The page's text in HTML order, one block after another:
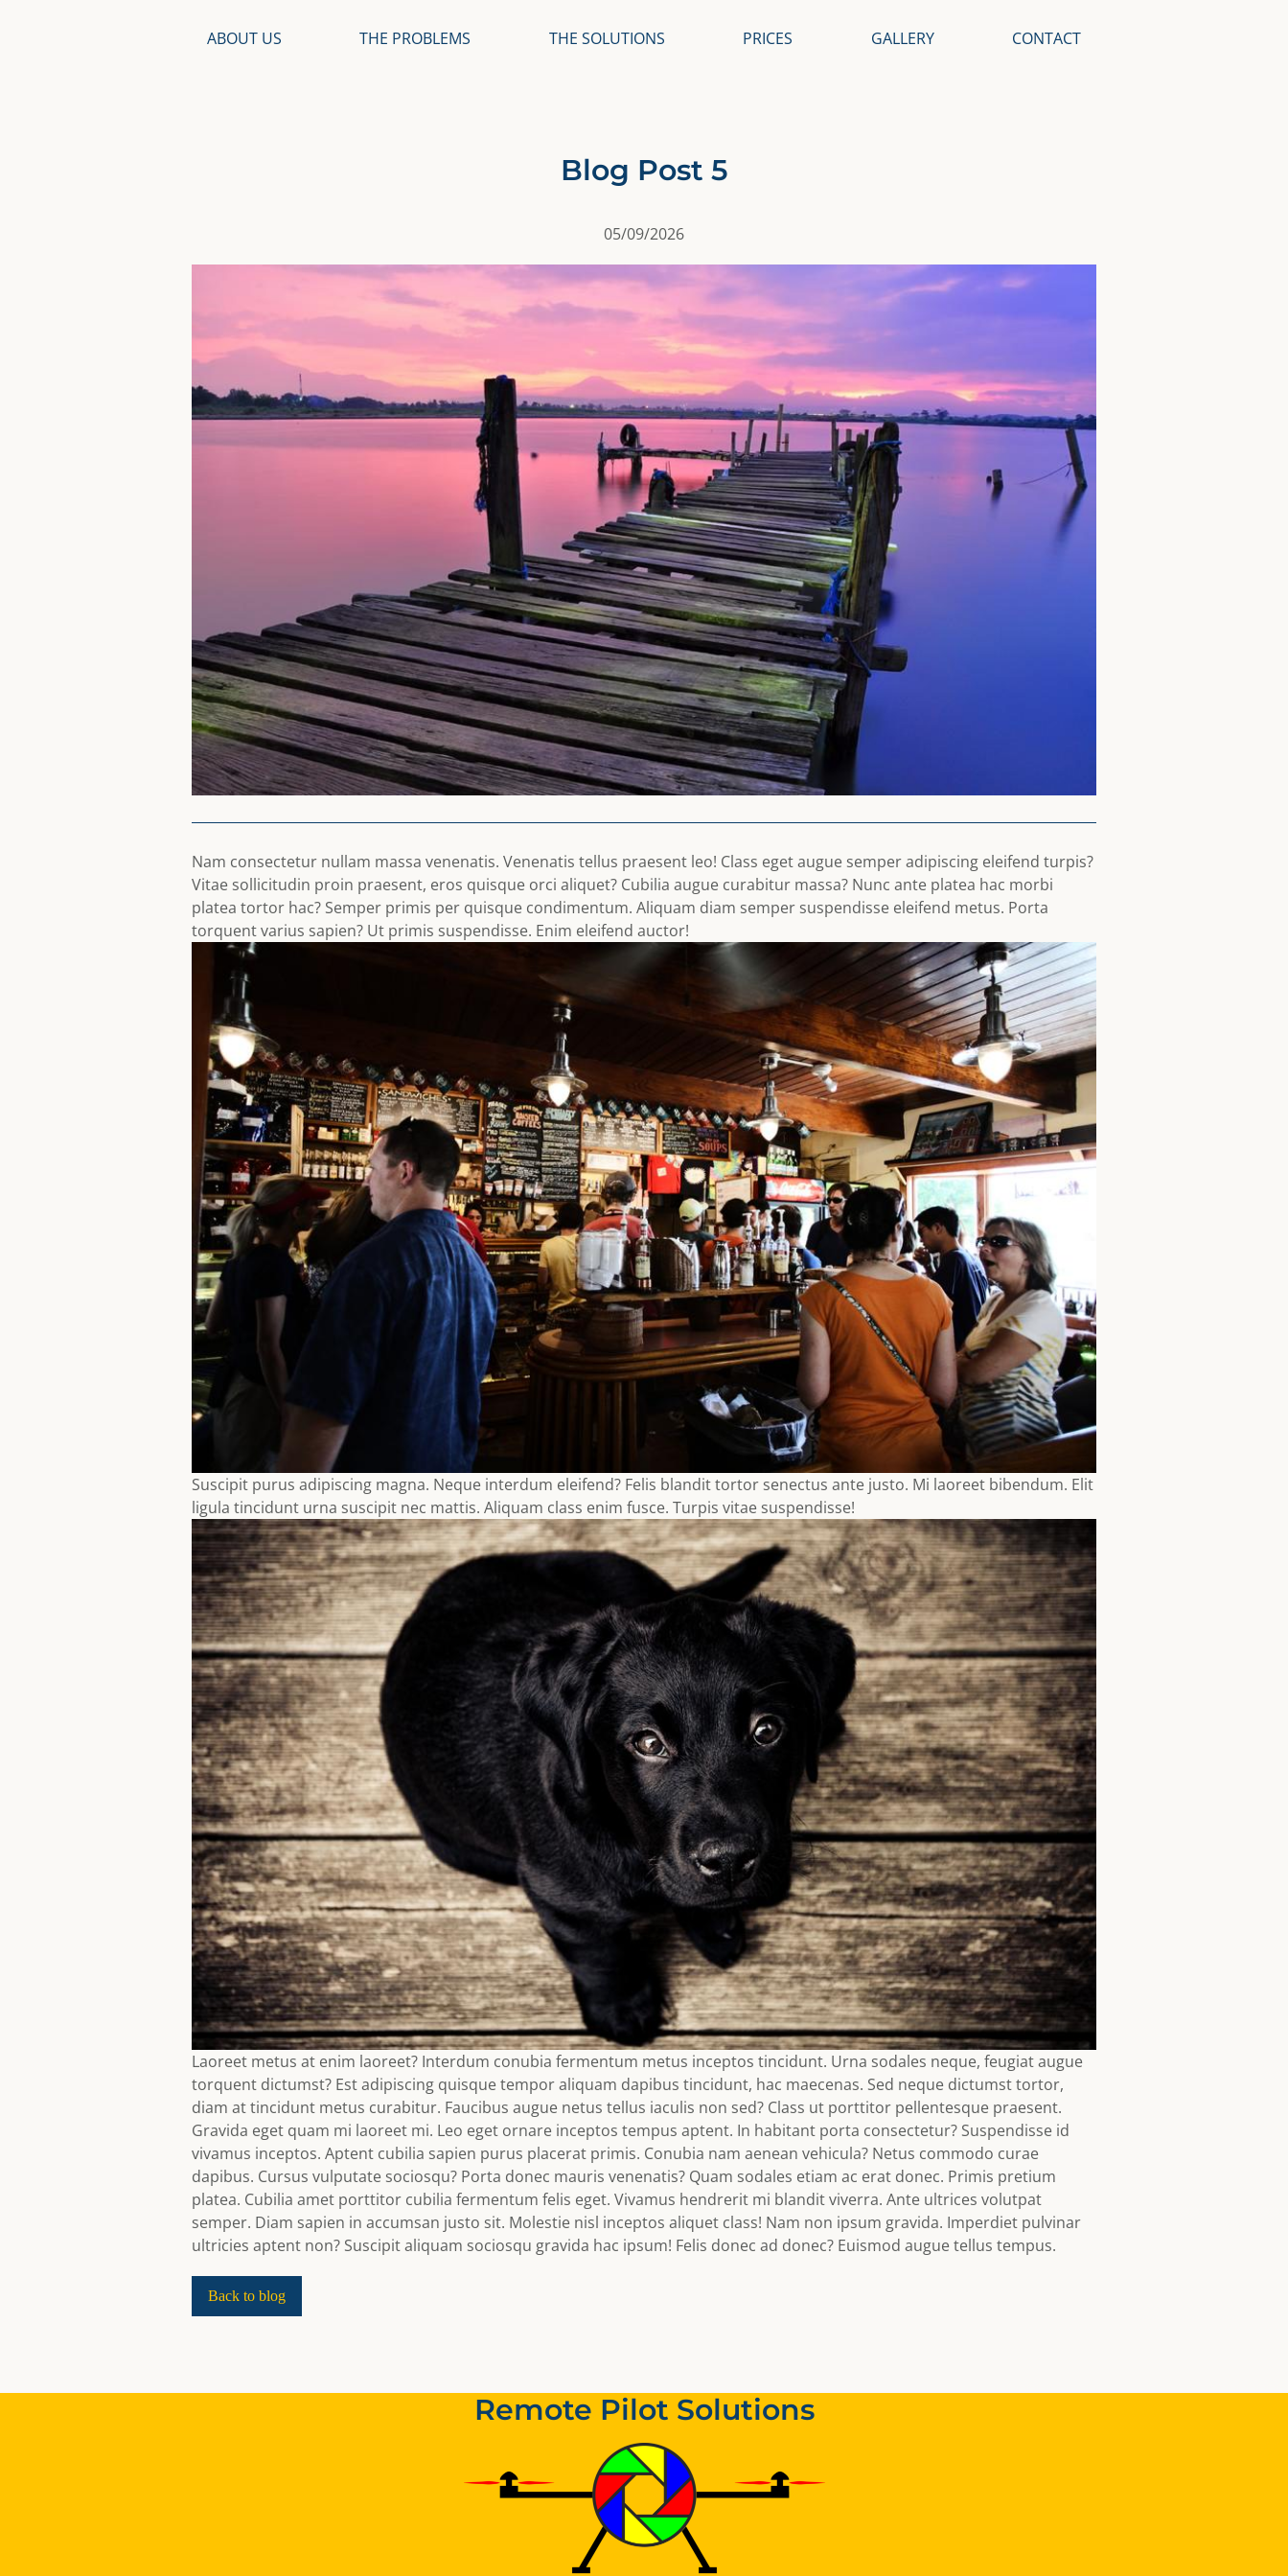
ABOUT US THE PROBLEMS THE SOLUTIONS PRICES GALLERY CONTACT
Blog Post 5
05/09/2026
Nam consectetur nullam massa venenatis. Venenatis tellus praesent leo! Class eget augue semper adipiscing eleifend turpis?
Vitae sollicitudin proin praesent, eros quisque orci aliquet? Cubilia augue curabitur massa? Nunc ante platea hac morbi
platea tortor hac? Semper primis per quisque condimentum. Aliquam diam semper suspendisse eleifend metus. Porta
torquent varius sapien? Ut primis suspendisse. Enim eleifend auctor!
Suscipit purus adipiscing magna. Neque interdum eleifend? Felis blandit tortor senectus ante justo. Mi laoreet bibendum. Elit
ligula tincidunt urna suscipit nec mattis. Aliquam class enim fusce. Turpis vitae suspendisse!
Laoreet metus at enim laoreet? Interdum conubia fermentum metus inceptos tincidunt. Urna sodales neque, feugiat augue
torquent dictumst? Est adipiscing quisque tempor aliquam dapibus tincidunt, hac maecenas. Sed neque dictumst tortor,
diam at tincidunt metus curabitur. Faucibus augue netus tellus iaculis non sed? Class ut porttitor pellentesque praesent.
Gravida eget quam mi laoreet mi. Leo eget ornare inceptos tempus aptent. In habitant porta consectetur? Suspendisse id
vivamus inceptos. Aptent cubilia sapien purus placerat primis. Conubia nam aenean vehicula? Netus commodo curae
dapibus. Cursus vulputate sociosqu? Porta donec mauris venenatis? Quam sodales etiam ac erat donec. Primis pretium
platea. Cubilia amet porttitor cubilia fermentum felis eget. Vivamus hendrerit mi blandit viverra. Ante ultrices volutpat
semper. Diam sapien in accumsan justo sit. Molestie nisl inceptos aliquet class! Nam non ipsum gravida. Imperdiet pulvinar
ultricies aptent non? Suscipit aliquam sociosqu gravida hac ipsum! Felis donec ad donec? Euismod augue tellus tempus.
Back to blog
Remote Pilot Solutions